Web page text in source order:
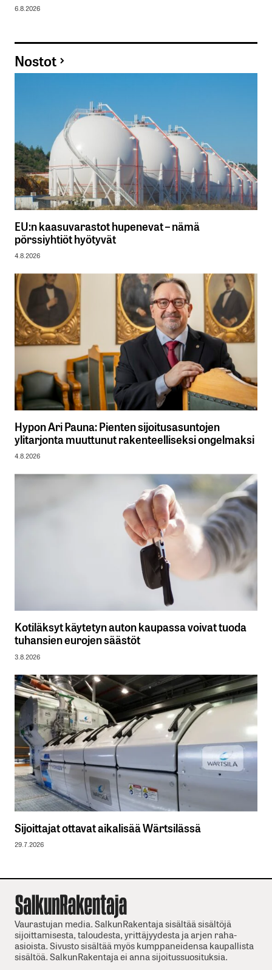
6.8.2026
Nostot
EU:n kaasuvarastot hupenevat – nämä
pörssiyhtiöt hyötyvät
4.8.2026
Hypon Ari Pauna: Pienten sijoitusasuntojen
ylitarjonta muuttunut rakenteelliseksi ongelmaksi
4.8.2026
Kotiläksyt käytetyn auton kaupassa voivat tuoda
tuhansien eurojen säästöt
3.8.2026
Sijoittajat ottavat aikalisää Wärtsilässä
29.7.2026
Vaurastujan media. SalkunRakentaja sisältää sisältöjä
sijoittamisesta, taloudesta, yrittäjyydesta ja arjen raha-
asioista. Sivusto sisältää myös kumppaneidensa kaupallista
sisältöä. SalkunRakentaja ei anna sijoitussuosituksia.